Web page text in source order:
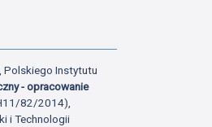
Polskiego Instytutu
- opracowanie
82/2014),
i Technologii